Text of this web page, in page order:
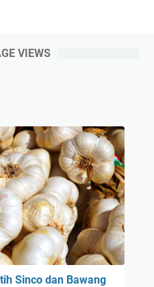
VIEWS
Sinco dan Bawang